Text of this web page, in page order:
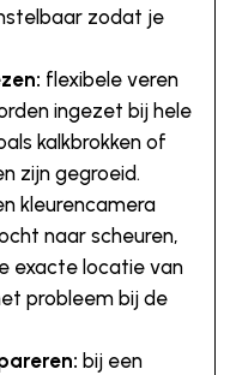
zodat je
flexibele veren
ingezet bij hele
kalkbrokken of
zijn gegroeid.
kleurencamera
naar scheuren,
exacte locatie van
probleem bij de
bij een